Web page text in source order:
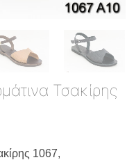
Τσακίρης
1067,